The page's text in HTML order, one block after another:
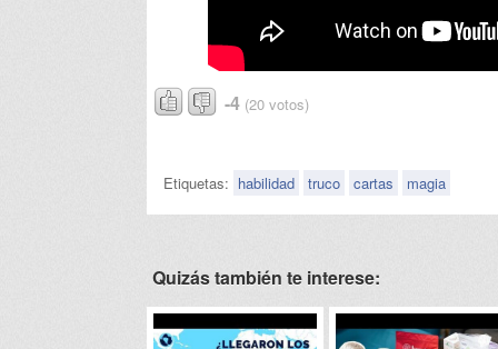
-4 (20 votos)
Etiquetas: habilidad truco cartas magia
Quizás también te interese: